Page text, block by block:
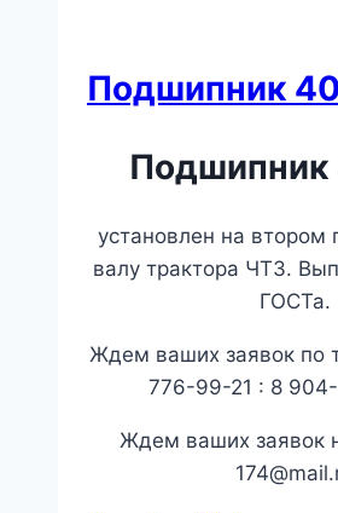
Подшипник
Подшипник
установлен на
валу трактора ЧТЗ.
ГОСТа.
Ждем ваших заявок по
776-99-21 : 8
Ждем ваших заявок